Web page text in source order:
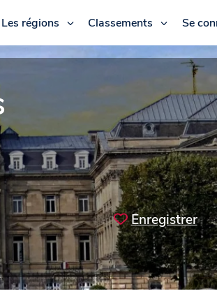
Les régions Classements Se
Enregistrer